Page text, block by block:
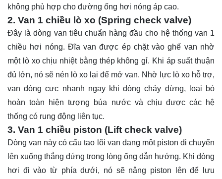
không phù hợp cho đường ống hơi nóng áp cao.
2. Van 1 chiều lò xo (Spring check valve)
Đây là dòng van tiêu chuẩn hàng đầu cho hệ thống van 1
chiều hơi nóng. Đĩa van được ép chặt vào ghế van nhờ
một lò xo chịu nhiệt bằng thép không gỉ. Khi áp suất thuận
đủ lớn, nó sẽ nén lò xo lại để mở van. Nhờ lực lò xo hỗ trợ,
van đóng cực nhanh ngay khi dòng chảy dừng, loại bỏ
hoàn toàn hiện tượng búa nước và chịu được các hệ
thống có rung động liên tục.
3. Van 1 chiều piston (Lift check valve)
Dòng van này có cấu tạo lõi van dạng một piston di chuyển
lên xuống thẳng đứng trong lòng ống dẫn hướng. Khi dòng
hơi đi vào từ phía dưới, nó sẽ nâng piston lên để lưu